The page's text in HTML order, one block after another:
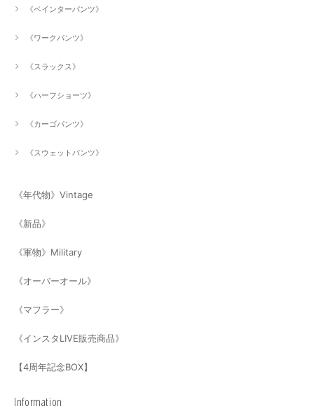
《ペインターパンツ》
《ワークパンツ》
《スラックス》
《ハーフショーツ》
《カーゴパンツ》
《スウェットパンツ》
《年代物》Vintage
《新品》
《軍物》Military
《オーバーオール》
《マフラー》
《インスタLIVE販売商品》
【4周年記念BOX】
Information